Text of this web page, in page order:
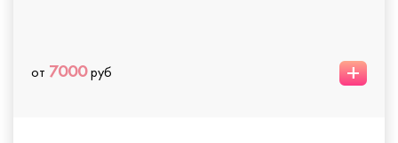
от 7000руб +